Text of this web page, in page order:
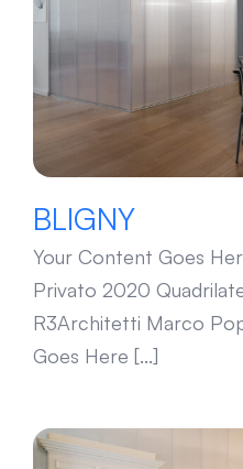
BLIGNY
Your Content Goes
Privato 2020
R3Architetti Marco
Goes Here [...]